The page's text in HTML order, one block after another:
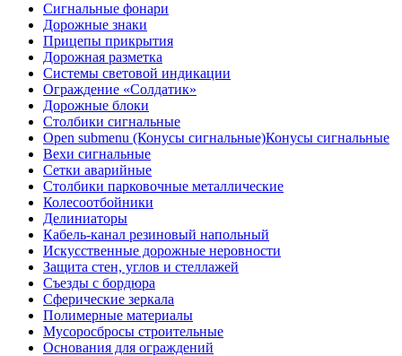
Сигнальные фонари
Дорожные знаки
Прицепы прикрытия
Дорожная разметка
Системы световой индикации
Ограждение «Солдатик»
Дорожные блоки
Столбики сигнальные
Open submenu (Конусы сигнальные)Конусы сигнальные
Вехи сигнальные
Сетки аварийные
Столбики парковочные металлические
Колесоотбойники
Делиниаторы
Кабель-канал резиновый напольный
Искусственные дорожные неровности
Защита стен, углов и стеллажей
Съезды с бордюра
Сферические зеркала
Полимерные материалы
Мусоросбросы строительные
Основания для ограждений